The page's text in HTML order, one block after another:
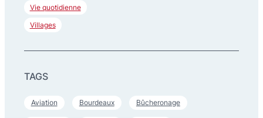
Vie quotidienne
Villages
TAGS
Aviation Bourdeaux Bûcheronage